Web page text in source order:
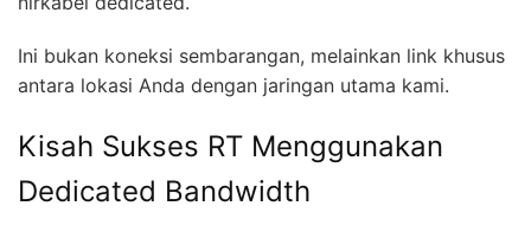
Ini bukan koneksi sembarangan, melainkan link khusus
antara lokasi Anda dengan jaringan utama kami.
Kisah Sukses RT Menggunakan
Dedicated Bandwidth